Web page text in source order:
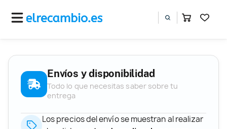
Envíos y disponibilidad
Todo lo que necesitas saber sobre tu
entrega
Los precios del envío se muestran al realizar